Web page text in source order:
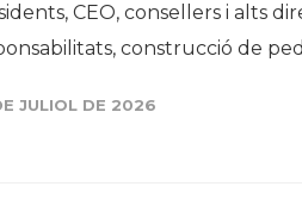
CEO, consellers i alts
construcció de
JULIOL DE 2026